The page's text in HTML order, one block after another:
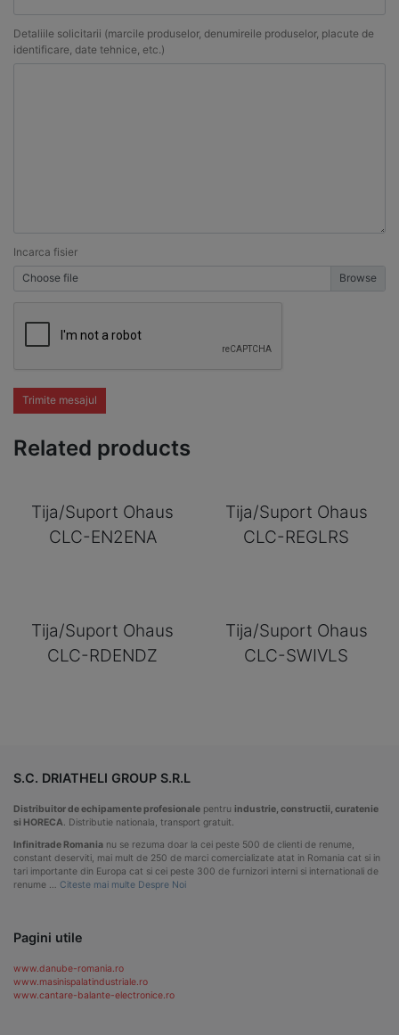
Detaliile solicitarii (marcile produselor, denumireile produselor, placute de
identificare, date tehnice, etc.)
Incarca fisier
Choose file
Trimite mesajul
Related products
Tija/Suport Ohaus
CLC-EN2ENA
Tija/Suport Ohaus
CLC-REGLRS
Tija/Suport Ohaus
CLC-RDENDZ
Tija/Suport Ohaus
CLC-SWIVLS
S.C. DRIATHELI GROUP S.R.L
Distribuitor de echipamente profesionale pentru industrie, constructii, curatenie
si HORECA . Distributie nationala, transport gratuit.
Infinitrade Romania nu se rezuma doar la cei peste 500 de clienti de renume,
constant deserviti, mai mult de 250 de marci comercializate atat in Romania cat si in
tari importante din Europa cat si cei peste 300 de furnizori interni si internationali de
renume … Citeste mai multe Despre Noi
Pagini utile
www.danube-romania.ro
www.masinispalatindustriale.ro
www.cantare-balante-electronice.ro